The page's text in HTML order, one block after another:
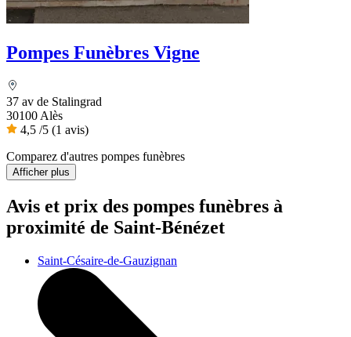
Pompes Funèbres Vigne
37 av de Stalingrad
30100 Alès
4,5 /5 (1 avis)
Comparez d'autres pompes funèbres
Afficher plus
Avis et prix des pompes funèbres à
proximité de Saint-Bénézet
Saint-Césaire-de-Gauzignan